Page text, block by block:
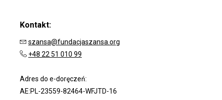
Kontakt:
szansa@fundacjaszansa.org
+48 22 51 010 99
Adres do e-doręczeń:
AE:PL-23559-82464-WFJTD-16